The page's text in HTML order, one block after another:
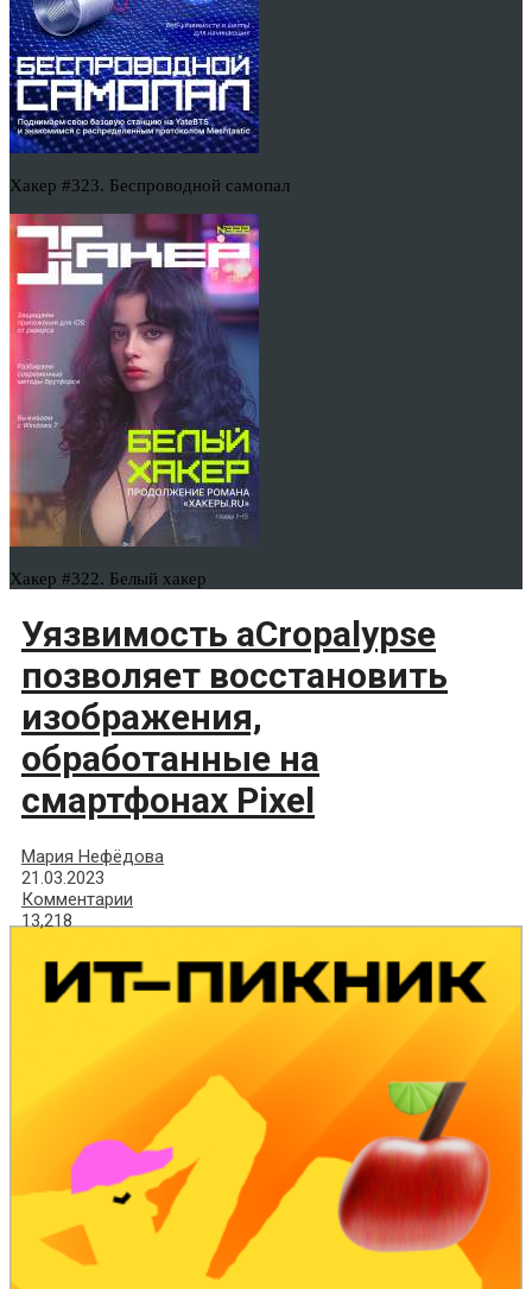
Хакер #323. Беспроводной самопал
Хакер #322. Белый хакер
Уязвимость aCropalypse
позволяет восстановить
изображения,
обработанные на
смартфонах Pixel
Мария Нефёдова
21.03.2023
Комментарии
13,218